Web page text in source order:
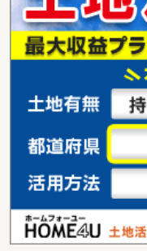
用途地域
土地面積
宮崎県宮崎市田野町乙
価 格
住 所
用途地域
宮崎県宮崎市清武町加
住 所